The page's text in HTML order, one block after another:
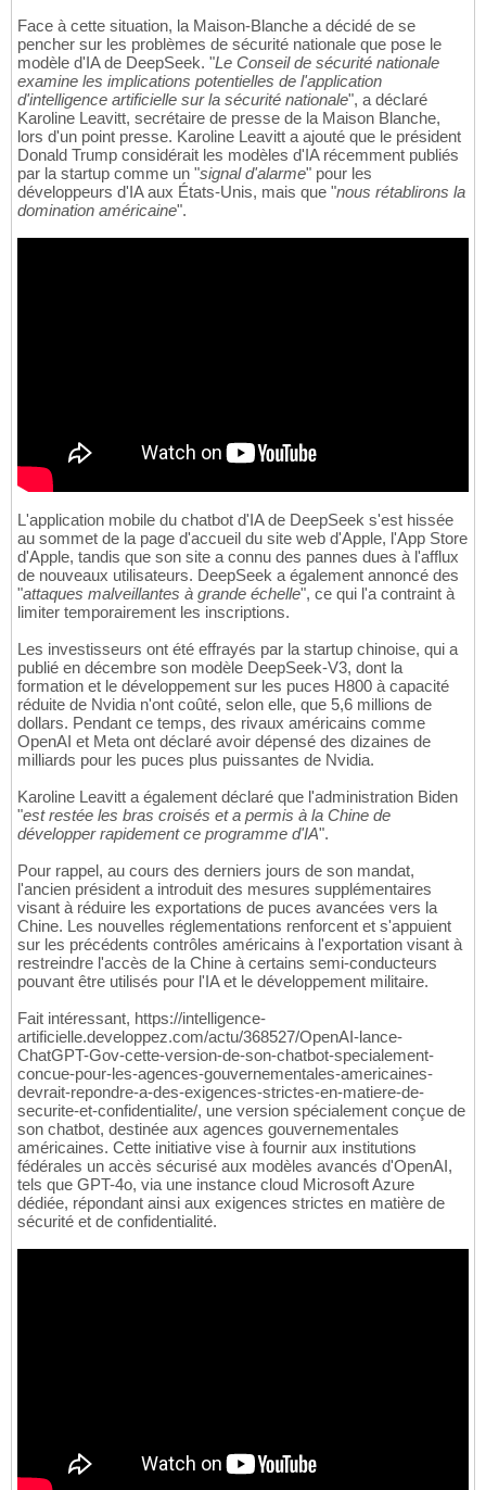
Face à cette situation, la Maison-Blanche a décidé de se
pencher sur les problèmes de sécurité nationale que pose le
modèle d'IA de DeepSeek. "Le Conseil de sécurité nationale
examine les implications potentielles de l'application
d'intelligence artificielle sur la sécurité nationale", a déclaré
Karoline Leavitt, secrétaire de presse de la Maison Blanche,
lors d'un point presse. Karoline Leavitt a ajouté que le président
Donald Trump considérait les modèles d'IA récemment publiés
par la startup comme un "signal d'alarme" pour les
développeurs d'IA aux États-Unis, mais que "nous rétablirons la
domination américaine".
L'application mobile du chatbot d'IA de DeepSeek s'est hissée
au sommet de la page d'accueil du site web d'Apple, l'App Store
d'Apple, tandis que son site a connu des pannes dues à l'afflux
de nouveaux utilisateurs. DeepSeek a également annoncé des
"attaques malveillantes à grande échelle", ce qui l'a contraint à
limiter temporairement les inscriptions.
Les investisseurs ont été effrayés par la startup chinoise, qui a
publié en décembre son modèle DeepSeek-V3, dont la
formation et le développement sur les puces H800 à capacité
réduite de Nvidia n'ont coûté, selon elle, que 5,6 millions de
dollars. Pendant ce temps, des rivaux américains comme
OpenAI et Meta ont déclaré avoir dépensé des dizaines de
milliards pour les puces plus puissantes de Nvidia.
Karoline Leavitt a également déclaré que l'administration Biden
"est restée les bras croisés et a permis à la Chine de
développer rapidement ce programme d'IA".
Pour rappel, au cours des derniers jours de son mandat,
l'ancien président a introduit des mesures supplémentaires
visant à réduire les exportations de puces avancées vers la
Chine. Les nouvelles réglementations renforcent et s'appuient
sur les précédents contrôles américains à l'exportation visant à
restreindre l'accès de la Chine à certains semi-conducteurs
pouvant être utilisés pour l'IA et le développement militaire.
Fait intéressant, https://intelligence-
artificielle.developpez.com/actu/368527/OpenAI-lance-
ChatGPT-Gov-cette-version-de-son-chatbot-specialement-
concue-pour-les-agences-gouvernementales-americaines-
devrait-repondre-a-des-exigences-strictes-en-matiere-de-
securite-et-confidentialite/, une version spécialement conçue de
son chatbot, destinée aux agences gouvernementales
américaines. Cette initiative vise à fournir aux institutions
fédérales un accès sécurisé aux modèles avancés d'OpenAI,
tels que GPT-4o, via une instance cloud Microsoft Azure
dédiée, répondant ainsi aux exigences strictes en matière de
sécurité et de confidentialité.